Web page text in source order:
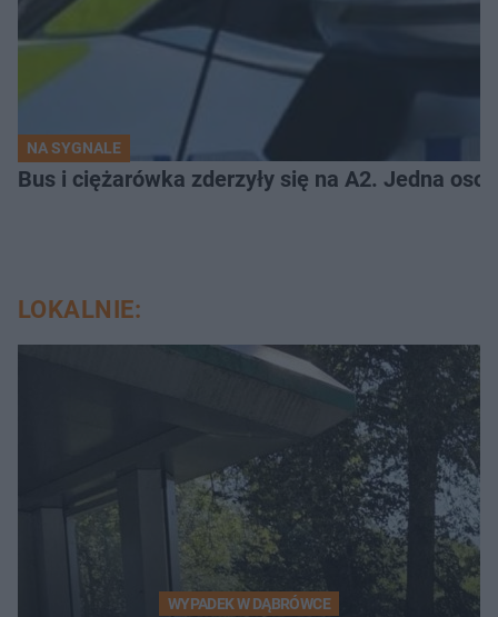
NA SYGNALE
Bus i ciężarówka zderzyły się na A2. Jedna
LOKALNIE:
WYPADEK W DĄBRÓWCE